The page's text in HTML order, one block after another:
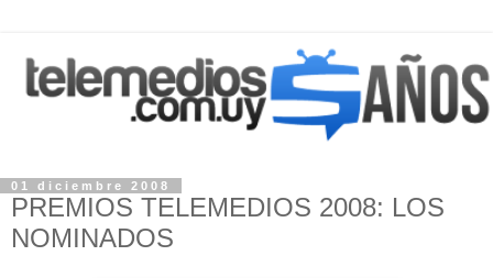
01 diciembre 2008
PREMIOS TELEMEDIOS 2008: LOS
NOMINADOS